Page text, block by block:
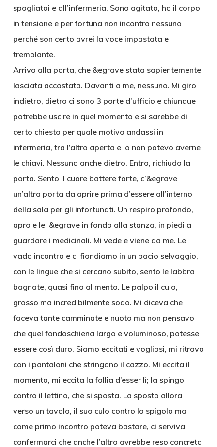
spogliatoi e all’infermeria. Sono agitato, ho il corpo
in tensione e per fortuna non incontro nessuno
perché son certo avrei la voce impastata e
tremolante.
Arrivo alla porta, che &egrave stata sapientemente
lasciata accostata. Davanti a me, nessuno. Mi giro
indietro, dietro ci sono 3 porte d’ufficio e chiunque
potrebbe uscire in quel momento e si sarebbe di
certo chiesto per quale motivo andassi in
infermeria, tra l’altro aperta e io non potevo averne
le chiavi. Nessuno anche dietro. Entro, richiudo la
porta. Sento il cuore battere forte, c’&egrave
un’altra porta da aprire prima d’essere all’interno
della sala per gli infortunati. Un respiro profondo,
apro e lei &egrave in fondo alla stanza, in piedi a
guardare i medicinali. Mi vede e viene da me. Le
vado incontro e ci fiondiamo in un bacio selvaggio,
con le lingue che si cercano subito, sento le labbra
bagnate, quasi fino al mento. Le palpo il culo,
grosso ma incredibilmente sodo. Mi diceva che
faceva tante camminate e nuoto ma non pensavo
che quel fondoschiena largo e voluminoso, potesse
essere così duro. Siamo eccitati e vogliosi, mi ritrovo
con i pantaloni che stringono il cazzo. Mi eccita il
momento, mi eccita la follia d’esser lì; la spingo
contro il lettino, che si sposta. La sposto allora
verso un tavolo, il suo culo contro lo spigolo ma
come primo incontro poteva bastare, ci serviva
confermarci che anche l’altro avrebbe reso concreto